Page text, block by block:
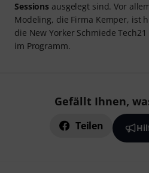
Sessions ausgelegt sind. Vor
Modeling, die Firma Kemper, ist
die New Yorker Schmiede
im Programm.
Gefällt Ihnen,
Teilen